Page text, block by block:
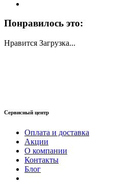
Понравилось это:
Нравится Загрузка...
Сервисный центр
Оплата и доставка
Акции
О компании
Контакты
Блог